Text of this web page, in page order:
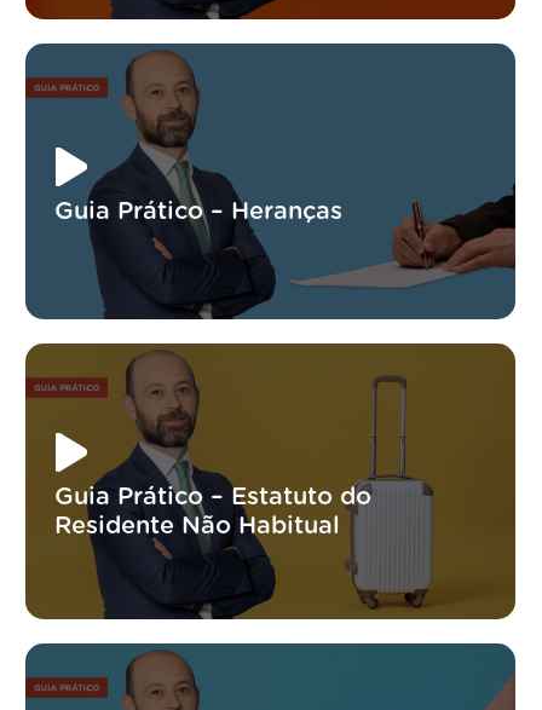
Guia Prático – Heranças
Guia Prático – Estatuto do
Residente Não Habitual